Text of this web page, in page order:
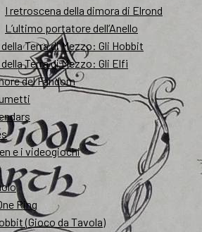
I retroscena della dimora di Elrond
L’ultimo portatore dell’Anello
Terra di Mezzo: Gli Hobbit
Terra di Mezzo: Gli Elfi
del Fandom
e i videogiochi
Ring
(Gioco da Tavola)